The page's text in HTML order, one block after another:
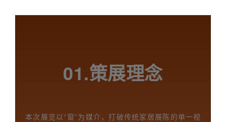
01.策展理念
本次展览以“窗”为媒介，打破传统家居展陈的单一视